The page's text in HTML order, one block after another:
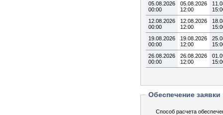
05.08.2026
00:00
05.08.2026
12:00
12.08.2026
00:00
12.08.2026
12:00
19.08.2026
00:00
19.08.2026
12:00
26.08.2026
00:00
26.08.2026
12:00
Обеспечение заявки
Способ расчета